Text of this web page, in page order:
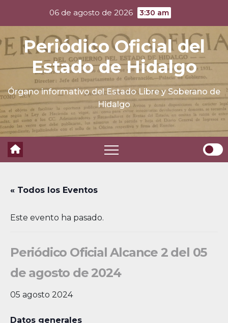
content
06 de agosto de 2026 3:30 am
Periódico Oficial del
Estado de Hidalgo
Órgano informativo del Estado Libre y Soberano de
Hidalgo
« Todos los Eventos
Este evento ha pasado.
Periódico Oficial Alcance 2 del 05
de agosto de 2024
05 agosto 2024
Datos generales